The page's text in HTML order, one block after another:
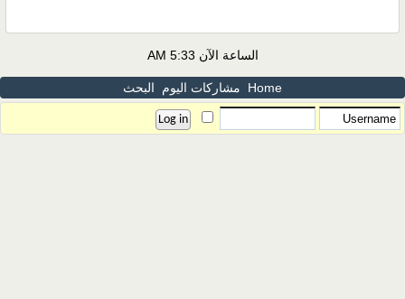
الساعة الآن 5:33 AM
Home مشاركات اليوم البحث